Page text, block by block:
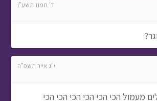
ד' תמוז תשע"ו
י"ג אייר תשפ"ה
מעמול הכי הכי הכי הכי הכי הכי